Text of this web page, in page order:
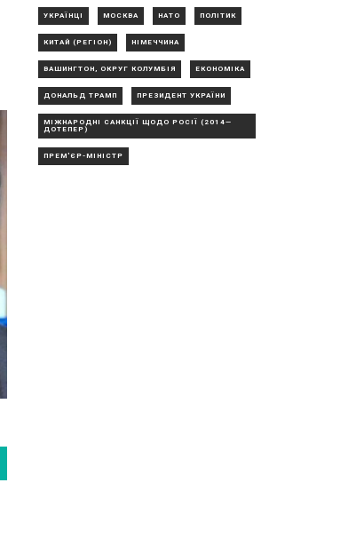
УКРАЇНЦІ МОСКВА НАТО ПОЛІТИК
КИТАЙ (РЕГІОН) НІМЕЧЧИНА
ВАШИНГТОН, ОКРУГ КОЛУМБІЯ ЕКОНОМІКА
ДОНАЛЬД ТРАМП ПРЕЗИДЕНТ УКРАЇНИ
МІЖНАРОДНІ САНКЦІЇ ЩОДО РОСІЇ (2014—
ДОТЕПЕР)
ПРЕМ'ЄР-МІНІСТР